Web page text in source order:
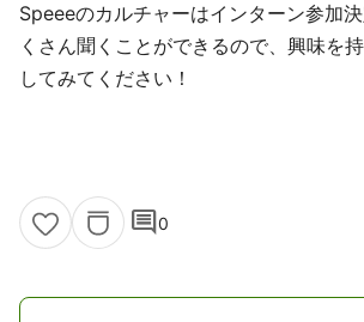
Speeeのカルチャーはインターン参加
くさん聞くことができるので、興味を
してみてください！
comment0